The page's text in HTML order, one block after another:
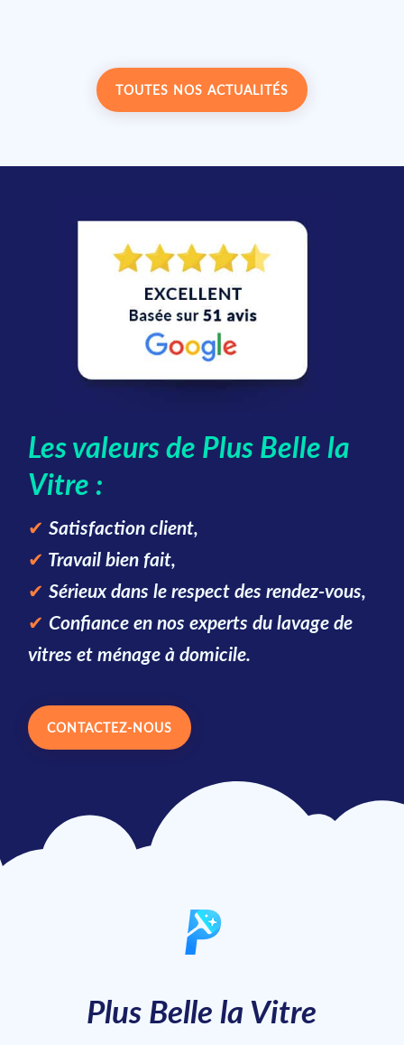
TOUTES NOS ACTUALITÉS
Les valeurs de Plus Belle la
Vitre :
✔ Satisfaction client,
✔ Travail bien fait,
✔ Sérieux dans le respect des rendez-vous,
✔ Confiance en nos experts du lavage de
vitres et ménage à domicile.
CONTACTEZ-NOUS
Plus Belle la Vitre